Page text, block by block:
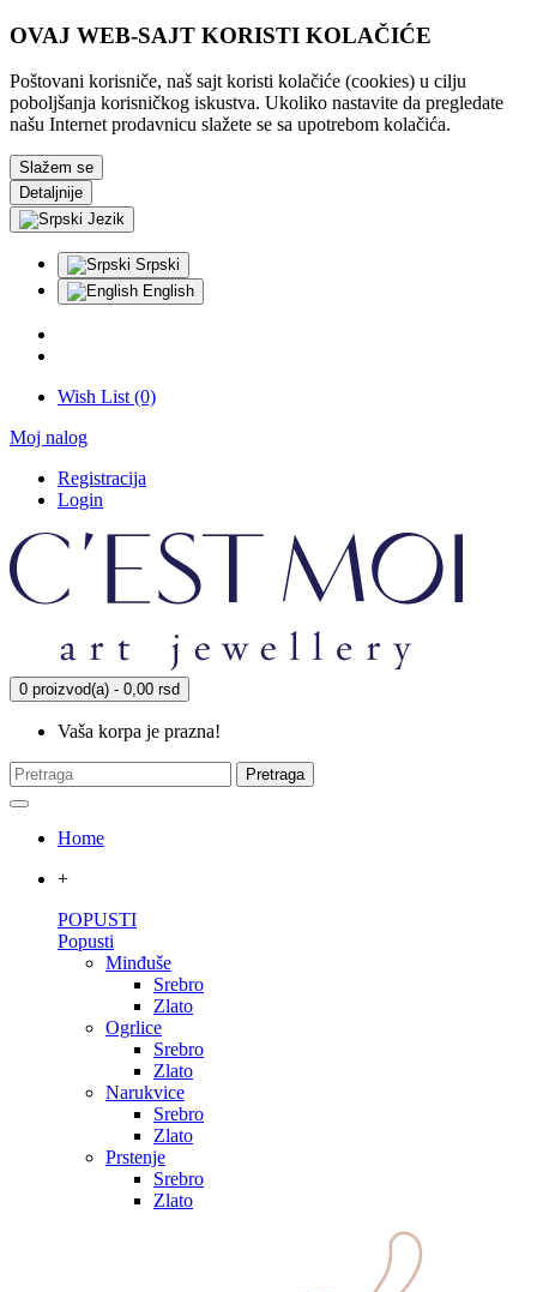
OVAJ WEB-SAJT KORISTI KOLAČIĆE
Poštovani korisniče, naš sajt koristi kolačiće (cookies) u cilju
poboljšanja korisničkog iskustva. Ukoliko nastavite da pregledate
našu Internet prodavnicu slažete se sa upotrebom kolačića.
Slažem se
Detaljnije
Jezik
Srpski
English
Wish List (0)
Moj nalog
Registracija
Login
0 proizvod(a) - 0,00 rsd
Vaša korpa je prazna!
Pretraga
Home
+
POPUSTI
Popusti
Minđuše
Srebro
Zlato
Ogrlice
Srebro
Zlato
Narukvice
Srebro
Zlato
Prstenje
Srebro
Zlato